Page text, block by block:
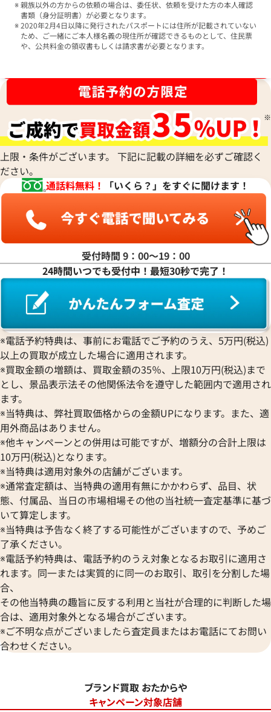
親族以外の方からの依頼の場合は、委任状、依頼を受けた方の本人確認
書類（身分証明書）が必要となります。
2020年2月4日以降に発行されたパスポートには住所が記載されていない
ため、ご一緒にご本人様名義の現住所が確認できるものとして、住民票
や、公共料金の領収書もしくは請求書が必要となります。
上限・条件がございます。 下記に記載の詳細を必ずご確認く
ださい。
通話料無料！
「いくら？」をすぐに聞けます！
受付時間 9：00〜19：00
24時間いつでも受付中！最短30秒で完了！
※電話予約特典は、事前にお電話でご予約のうえ、5万円(税込)
以上の買取が成立した場合に適用されます。
※買取金額の増額は、買取金額の35％、上限10万円(税込)まで
とし、景品表示法その他関係法令を遵守した範囲内で適用され
ます。
※当特典は、弊社買取価格からの金額UPになります。また、適
用外商品はありません。
※他キャンペーンとの併用は可能ですが、増額分の合計上限は
10万円(税込)となります。
※当特典は適用対象外の店舗がございます。
※通常査定額は、当特典の適用有無にかかわらず、品目、状
態、付属品、当日の市場相場その他の当社統一査定基準に基づ
いて算定します。
※当特典は予告なく終了する可能性がございますので、予めご
了承ください。
※電話予約特典は、電話予約のうえ対象となるお取引に適用さ
れます。同一または実質的に同一のお取引、取引を分割した場
合、
その他当特典の趣旨に反する利用と当社が合理的に判断した場
合は、適用対象外となる場合がございます。
※ご不明な点がございましたら査定員またはお電話にてお問い
合わせください。
ブランド買取 おたからや
キャンペーン対象店舗